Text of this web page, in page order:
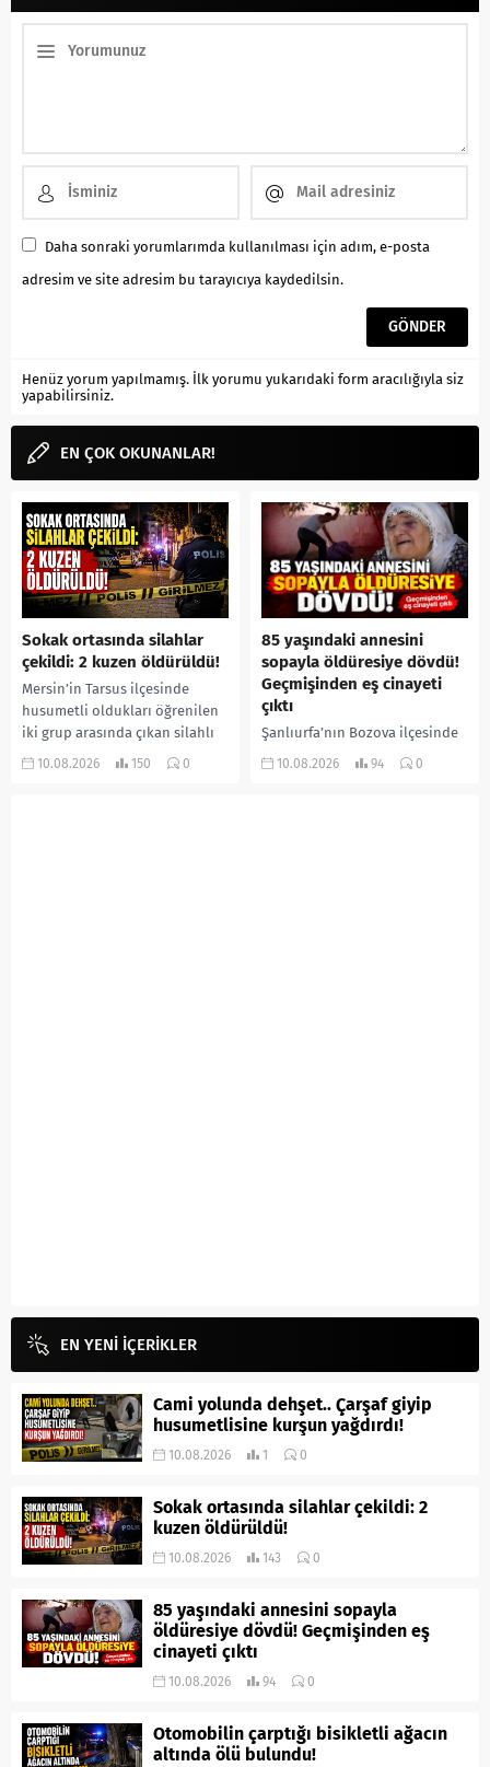
Daha sonraki yorumlarımda kullanılması için adım, e-posta
adresim ve site adresim bu tarayıcıya kaydedilsin.
Henüz yorum yapılmamış. İlk yorumu yukarıdaki form aracılığıyla siz
yapabilirsiniz.
EN ÇOK OKUNANLAR!
Sokak ortasında silahlar
çekildi: 2 kuzen öldürüldü!
Mersin’in Tarsus ilçesinde
husumetli oldukları öğrenilen
iki grup arasında çıkan silahlı
kavgada iki kuzen yaşamını
10.08.2026 150 0
85 yaşındaki annesini
sopayla öldüresiye dövdü!
Geçmişinden eş cinayeti
çıktı
Şanlıurfa’nın Bozova ilçesinde
85 yaşındaki İslim Yaprak, 53
10.08.2026 94 0
EN YENİ İÇERİKLER
Cami yolunda dehşet.. Çarşaf giyip
husumetlisine kurşun yağdırdı!
10.08.2026 1 0
Sokak ortasında silahlar çekildi: 2
kuzen öldürüldü!
10.08.2026 143 0
85 yaşındaki annesini sopayla
öldüresiye dövdü! Geçmişinden eş
cinayeti çıktı
10.08.2026 94 0
Otomobilin çarptığı bisikletli ağacın
altında ölü bulundu!